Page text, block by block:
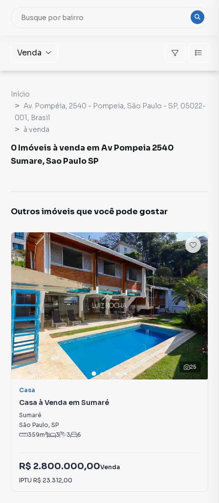
Venda
Início
Av. Pompéia, 2540 - Pompeia, São Paulo - SP, 05022-
001, Brasil
à venda
0 Imóveis à venda em Av Pompeia 2540
Sumare, Sao Paulo SP
Outros imóveis que você pode gostar
25
Casa
Casa à Venda em Sumaré
Sumaré
São Paulo, SP
359m² 3 3 6
R$ 2.800.000,00Venda
IPTU R$ 23.312,00